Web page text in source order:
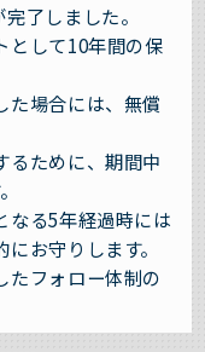
了しました。
として10年間の保
た場合には、無償
るために、期間中
なる5年経過時には
お守りします。
たフォロー体制の